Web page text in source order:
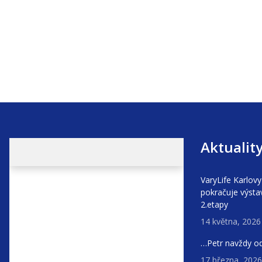
VaryLife
pokračuje
2.etapy
14 května, 2026
…Petr navždy